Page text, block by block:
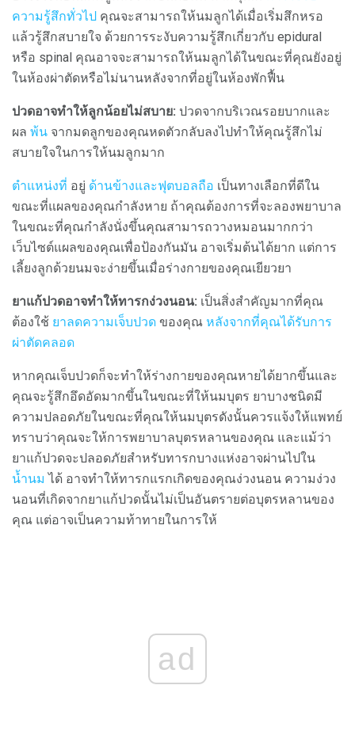
ความรู้สึกทั่วไป คุณจะสามารถให้นมลูกได้เมื่อเริ่มสึกหรอ
แล้วรู้สึกสบายใจ ด้วยการระงับความรู้สึกเกี่ยวกับ epidural
หรือ spinal คุณอาจจะสามารถให้นมลูกได้ในขณะที่คุณยังอยู่
ในห้องผ่าตัดหรือไม่นานหลังจากที่อยู่ในห้องพักฟื้น
ปวดอาจทำให้ลูกน้อยไม่สบาย: ปวดจากบริเวณรอยบากและ
ผล พ้น จากมดลูกของคุณหดตัวกลับลงไปทำให้คุณรู้สึกไม่
สบายใจในการให้นมลูกมาก
ตำแหน่งที่ อยู่ ด้านข้างและฟุตบอลถือ เป็นทางเลือกที่ดีใน
ขณะที่แผลของคุณกำลังหาย ถ้าคุณต้องการที่จะลองพยาบาล
ในขณะที่คุณกำลังนั่งขึ้นคุณสามารถวางหมอนมากกว่า
เว็บไซต์แผลของคุณเพื่อป้องกันมัน อาจเริ่มต้นได้ยาก แต่การ
เลี้ยงลูกด้วยนมจะง่ายขึ้นเมื่อร่างกายของคุณเยียวยา
ยาแก้ปวดอาจทำให้ทารกง่วงนอน: เป็นสิ่งสำคัญมากที่คุณ
ต้องใช้ ยาลดความเจ็บปวด ของคุณ หลังจากที่คุณได้รับการ
ผ่าตัดคลอด
หากคุณเจ็บปวดก็จะทำให้ร่างกายของคุณหายได้ยากขึ้นและ
คุณจะรู้สึกอึดอัดมากขึ้นในขณะที่ให้นมบุตร ยาบางชนิดมี
ความปลอดภัยในขณะที่คุณให้นมบุตรดังนั้นควรแจ้งให้แพทย์
ทราบว่าคุณจะให้การพยาบาลบุตรหลานของคุณ และแม้ว่า
ยาแก้ปวดจะปลอดภัยสำหรับทารกบางแห่งอาจผ่านไปใน
น้ำนม ได้ อาจทำให้ทารกแรกเกิดของคุณง่วงนอน ความง่วง
นอนที่เกิดจากยาแก้ปวดนั้นไม่เป็นอันตรายต่อบุตรหลานของ
คุณ แต่อาจเป็นความท้าทายในการให้
ad